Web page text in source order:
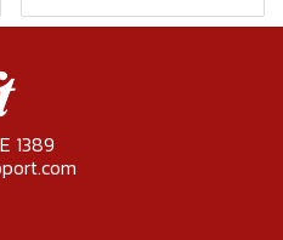
1389